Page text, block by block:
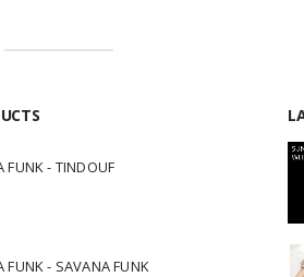
FUNK - TINDOUF
FUNK - SAVANA FUNK